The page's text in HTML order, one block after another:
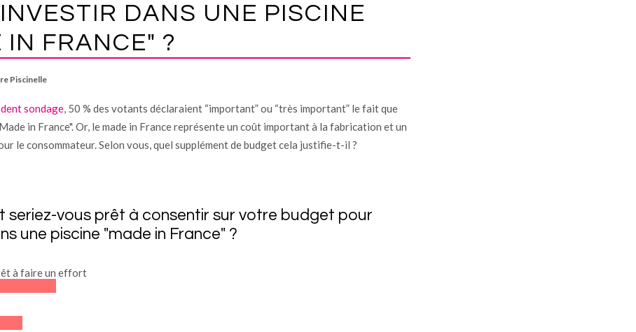
DANS UNE PISCINE
IN FRANCE" ?
Piscinelle
sondage, 50 % des votants déclaraient “important” ou “très important” le fait que
in France". Or, le made in France représente un coût important à la fabrication et un
le consommateur. Selon vous, quel supplément de budget cela justifie-t-il ?
seriez-vous prêt à consentir sur votre budget pour
une piscine "made in France" ?
à faire un effort